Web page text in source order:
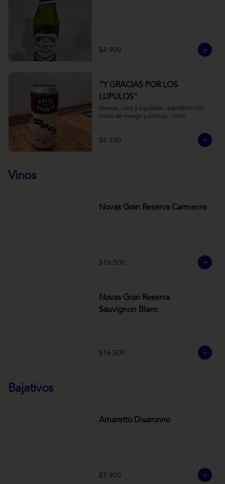
$4.900
“Y GRACIAS POR LOS
LUPULOS"
dorada, clara y lupulada - equilibrio con
notas de mango y cítricos - chile
$6.100
Vinos
Novas Gran Reserva Carmenre
$16.500
Novas Gran Reserva
Sauvignon Blanc
$16.500
Bajativos
Amaretto Disaronno
$7.900